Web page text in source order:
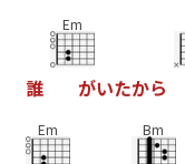
誰
Em
がいたから
Em Bm